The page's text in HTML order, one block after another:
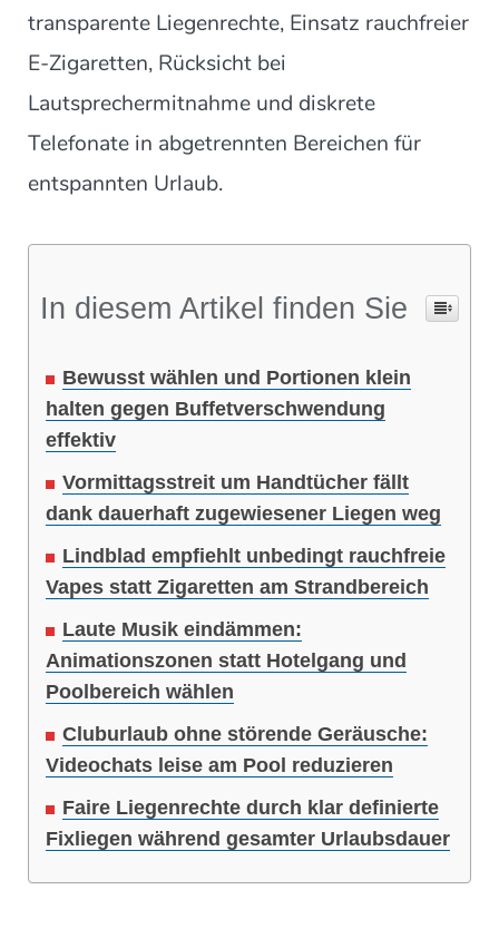
transparente Liegenrechte, Einsatz rauchfreier
E-Zigaretten, Rücksicht bei
Lautsprechermitnahme und diskrete
Telefonate in abgetrennten Bereichen für
entspannten Urlaub.
In diesem Artikel finden Sie
Bewusst wählen und Portionen klein
halten gegen Buffetverschwendung
effektiv
Vormittagsstreit um Handtücher fällt
dank dauerhaft zugewiesener Liegen weg
Lindblad empfiehlt unbedingt rauchfreie
Vapes statt Zigaretten am Strandbereich
Laute Musik eindämmen:
Animationszonen statt Hotelgang und
Poolbereich wählen
Cluburlaub ohne störende Geräusche:
Videochats leise am Pool reduzieren
Faire Liegenrechte durch klar definierte
Fixliegen während gesamter Urlaubsdauer